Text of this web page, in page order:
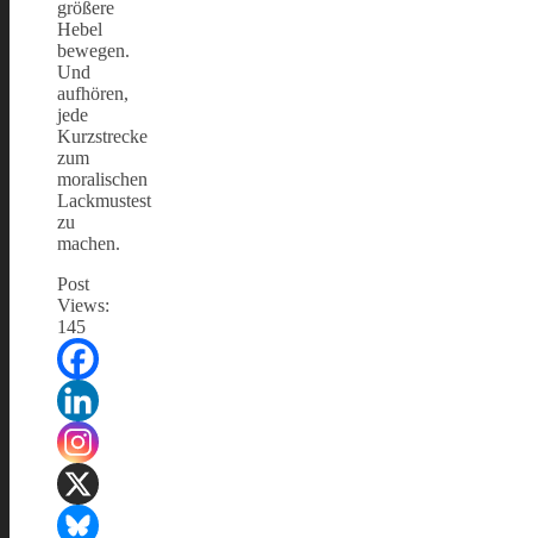
größere
Hebel
bewegen.
Und
aufhören,
jede
Kurzstrecke
zum
moralischen
Lackmustest
zu
machen.
Post
Views:
145